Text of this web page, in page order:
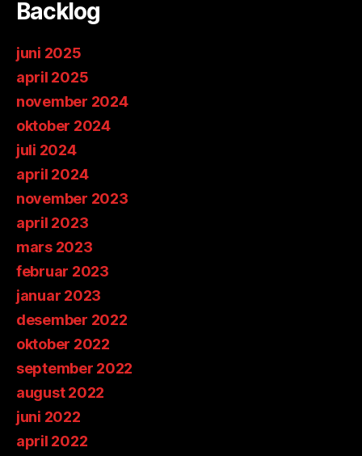
Backlog
juni 2025
april 2025
november 2024
oktober 2024
juli 2024
april 2024
november 2023
april 2023
mars 2023
februar 2023
januar 2023
desember 2022
oktober 2022
september 2022
august 2022
juni 2022
april 2022